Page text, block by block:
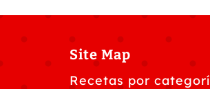
Site Map
Recetas por